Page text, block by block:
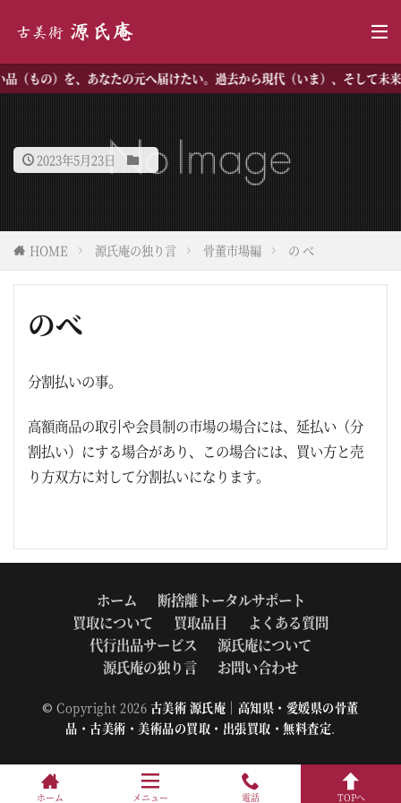
（もの）を、あなたの元へ届けたい。過去から現代（いま）、そして未来
2023年5月23日
HOME 源氏庵の独り言 骨董市場編 の べ
のべ
分割払いの事。
高額商品の取引や会員制の市場の場合には、延払い（分
割払い）にする場合があり、この場合には、買い方と売
り方双方に対して分割払いになります。
ホーム
断捨離トータルサポート
買取について
買取品目
よくある質問
代行出品サービス
源氏庵について
源氏庵の独り言
お問い合わせ
© Copyright 2026 古美術 源氏庵｜高知県・愛媛県の骨董
品・古美術・美術品の買取・出張買取・無料査定.
ホーム メニュー 電話 TOPへ